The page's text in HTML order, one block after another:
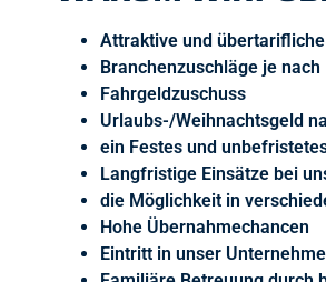
Attraktive und
Branchenzuschläge je
Fahrgeldzuschuss
Urlaubs-/Weihnachtsgeld
ein Festes und
Langfristige Einsätze bei
die Möglichkeit in
Hohe Übernahmechancen
Eintritt in unser